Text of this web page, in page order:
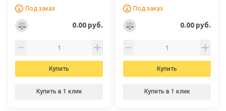
Под заказ
0.00 руб.
Купить
Купить в 1 клик
Под заказ
0.00 руб.
Купить
Купить в 1 клик